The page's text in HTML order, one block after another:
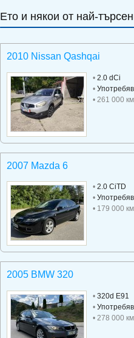
Ето и някои от най-
2010 Nissan Qashqai
• 2.0 dCi
•
• 261 000 км
2007 Mazda 6
• 2.0 CiTD
•
• 179 000 км
2005 BMW 320
• 320d E91
•
• 278 000 км